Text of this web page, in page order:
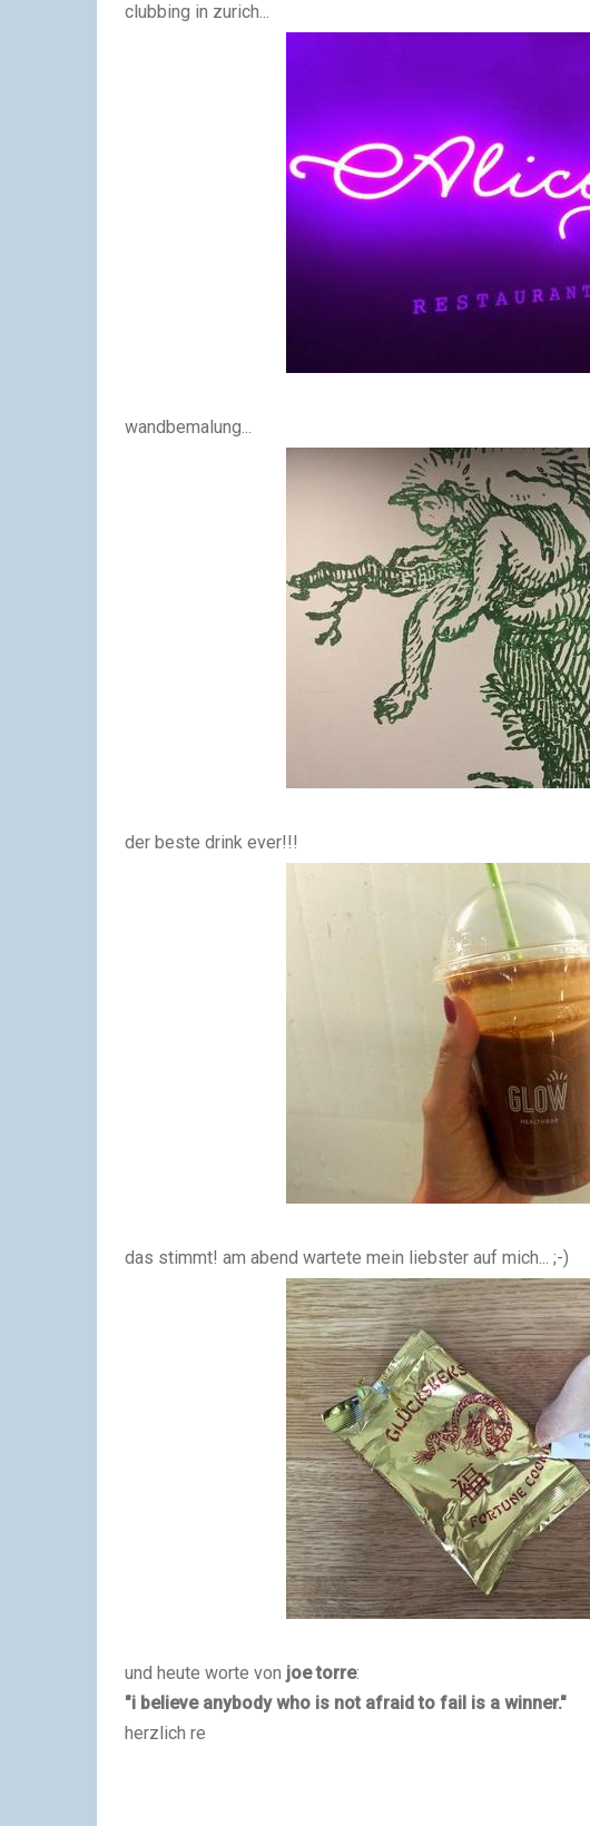
clubbing in zurich...
wandbemalung...
der beste drink ever!!!
das stimmt! am abend wartete mein liebster auf mich... ;-)
und heute worte von joe torre:
"i believe anybody who is not afraid to fail is a winner."
herzlich re